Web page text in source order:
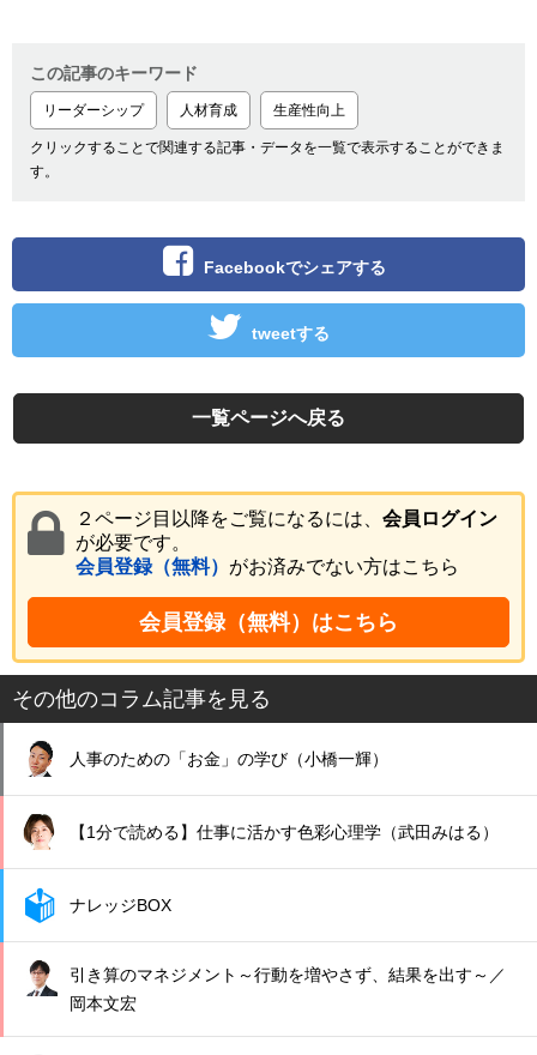
この記事のキーワード
リーダーシップ 人材育成 生産性向上
クリックすることで関連する記事・データを一覧で表示することができま
す。
Facebookでシェアする
tweetする
一覧ページへ戻る
２ページ目以降をご覧になるには、 会員ログイン
が必要です。
会員登録（無料） がお済みでない方はこちら
会員登録（無料）はこちら
その他のコラム記事を見る
人事のための「お金」の学び（小橋一輝）
【1分で読める】仕事に活かす色彩心理学（武田みはる）
ナレッジBOX
引き算のマネジメント～行動を増やさず、結果を出す～／
岡本文宏